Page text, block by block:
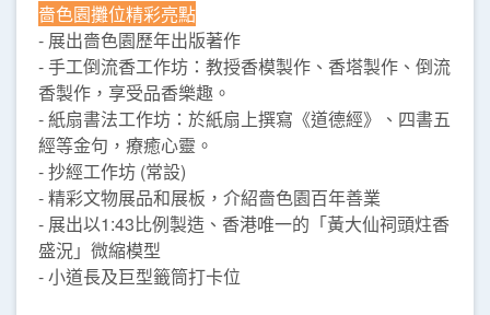
嗇色園攤位精彩亮點
- 展出嗇色園歷年出版著作
- 手工倒流香工作坊：教授香模製作、香塔製作、倒流
香製作，享受品香樂趣。
- 紙扇書法工作坊：於紙扇上撰寫《道德經》、四書五
經等金句，療癒心靈。
- 抄經工作坊 (常設)
- 精彩文物展品和展板，介紹嗇色園百年善業
- 展出以1:43比例製造、香港唯一的「黃大仙祠頭炷香
盛況」微縮模型
- 小道長及巨型籤筒打卡位